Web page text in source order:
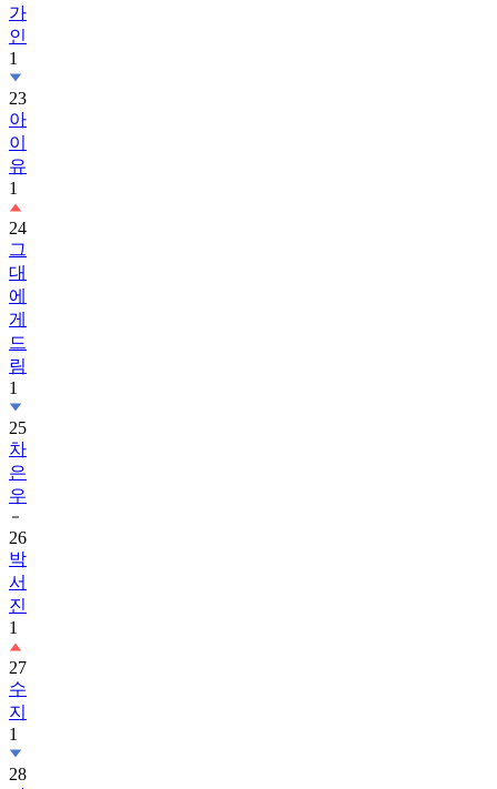
가
인
1
23
아
이
유
1
24
그
대
에
게
드
림
1
25
차
은
우
26
박
서
진
1
27
수
지
1
28